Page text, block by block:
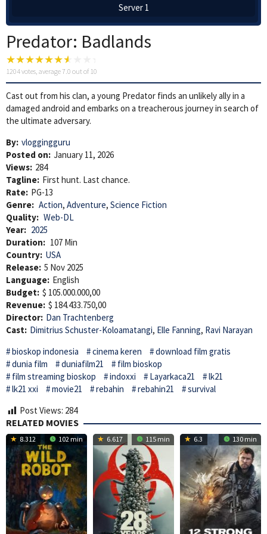
Server 1
Predator: Badlands
1204votes, average7.0 out of 10
Cast out from his clan, a young Predator finds an unlikely ally in a
damaged android and embarks on a treacherous journey in search of
the ultimate adversary.
By: vloggingguru
Posted on: January 11, 2026
Views: 284
Tagline: First hunt. Last chance.
Rate: PG-13
Genre: Action, Adventure, Science Fiction
Quality: Web-DL
Year: 2025
Duration: 107 Min
Country: USA
Release: 5 Nov 2025
Language: English
Budget: $ 105.000.000,00
Revenue: $ 184.433.750,00
Director: Dan Trachtenberg
Cast: Dimitrius Schuster-Koloamatangi, Elle Fanning, Ravi Narayan
bioskop indonesia
cinema keren
download film gratis
dunia film
duniafilm21
film bioskop
film streaming bioskop
indoxxi Layarkaca21
lk21
lk21 xxi
movie21 rebahin rebahin21
survival
Post Views: 284
RELATED MOVIES
8.312 102 min 6.617 115 min 6.3 130 min